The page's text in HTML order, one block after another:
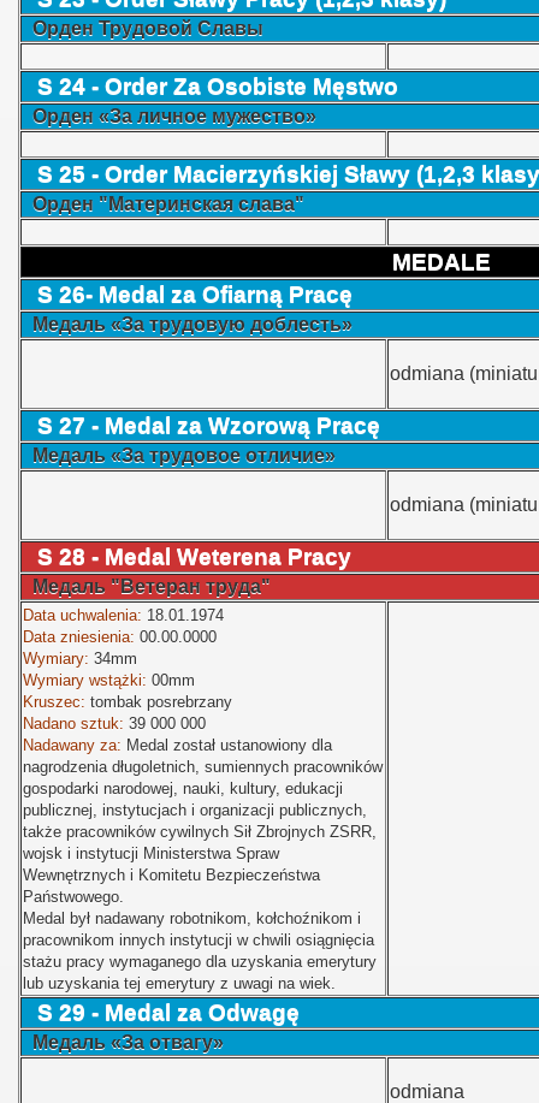
Орден Трудовой Славы
S 24 - Order Za Osobiste Męstwo
Орден «За личное мужество»
S 25 - Order Macierzyńskiej Sławy (1,2,3
Орден "Материнская слава"
MEDALE
S 26- Medal za Ofiarną Pracę
Медаль «За трудовую доблесть»
odmiana
S 27 - Medal za Wzorową Pracę
Медаль «За трудовое отличие»
odmiana
S 28 - Medal Weterena Pracy
Медаль "Ветеран труда"
Data uchwalenia: 18.01.1974
Data zniesienia: 00.00.0000
Wymiary: 34mm
Wymiary wstążki: 00mm
Kruszec: tombak posrebrzany
Nadano sztuk: 39 000 000
Nadawany za: Medal został ustanowiony dla
nagrodzenia długoletnich, sumiennych pracowników
gospodarki narodowej, nauki, kultury, edukacji
publicznej, instytucjach i organizacji publicznych,
także pracowników cywilnych Sił Zbrojnych ZSRR,
wojsk i instytucji Ministerstwa Spraw
Wewnętrznych i Komitetu Bezpieczeństwa
Państwowego.
Medal był nadawany robotnikom, kołchoźnikom i
pracownikom innych instytucji w chwili osiągnięcia
stażu pracy wymaganego dla uzyskania emerytury
lub uzyskania tej emerytury z uwagi na wiek.
S 29 - Medal za Odwagę
Медаль «За отвагу»
odmiana